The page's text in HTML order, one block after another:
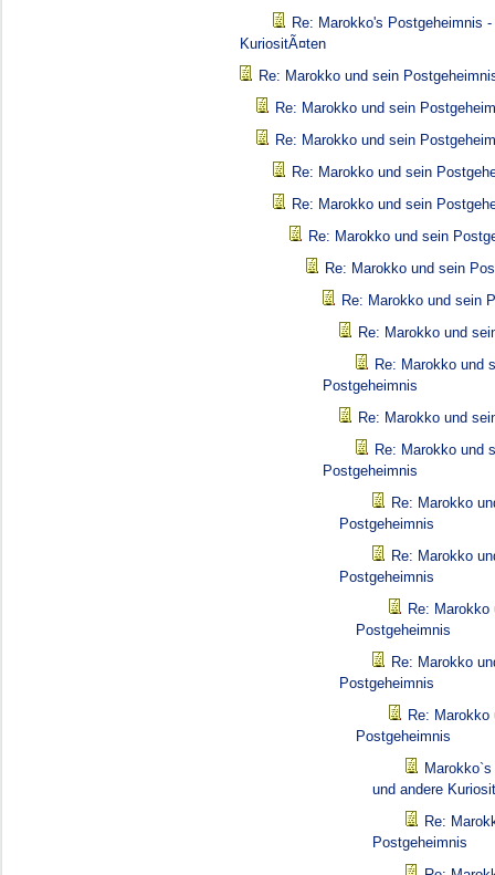
Re: Marokko's Postgeheimnis -
KuriositÃ¤ten
Re: Marokko und sein
Re: Marokko und sein
Re: Marokko und sein
Re: Marokko und sein
Re: Marokko und sein
Re: Marokko und sein
Re: Marokko und sein
Re: Marokko und sein
Re: Marokko und
Re: Marokko und
Postgeheimnis
Re: Marokko und
Re: Marokko und
Postgeheimnis
Re: Marokko
Postgeheimnis
Re: Marokko
Postgeheimnis
Re: Marokko
Postgeheimnis
Re: Marokko
Postgeheimnis
Re: Marokko
Postgeheimnis
und andere
Re:
Postgeheimnis